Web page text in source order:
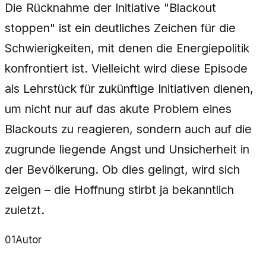
Die Rücknahme der Initiative "Blackout
stoppen" ist ein deutliches Zeichen für die
Schwierigkeiten, mit denen die Energiepolitik
konfrontiert ist. Vielleicht wird diese Episode
als Lehrstück für zukünftige Initiativen dienen,
um nicht nur auf das akute Problem eines
Blackouts zu reagieren, sondern auch auf die
zugrunde liegende Angst und Unsicherheit in
der Bevölkerung. Ob dies gelingt, wird sich
zeigen – die Hoffnung stirbt ja bekanntlich
zuletzt.
01Autor